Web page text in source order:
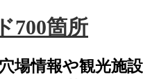
700箇所
場情報や観光施